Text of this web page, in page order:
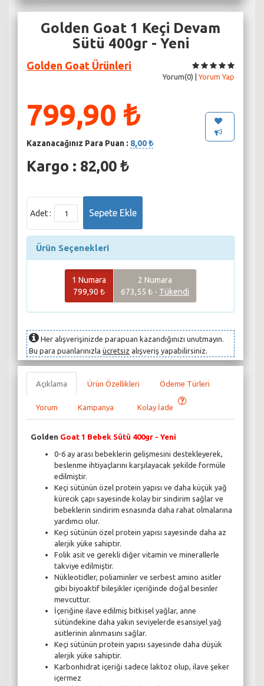
Golden Goat 1 Keçi Devam
Sütü 400gr - Yeni
Golden Goat Ürünleri
Yorum(0) |Yorum Yap
799,90 ₺
Kazanacağınız Para Puan : 8,00 ₺
Kargo : 82,00 ₺
Adet :
Ürün Seçenekleri
1 Numara
799,90 ₺
2 Numara
673,55 ₺ - Tükendi
Her alışverişinizde parapuan kazandığınızı unutmayın.
Bu para puanlarınızla ücretsiz alışveriş yapabilirsiniz.
Açıklama Ürün Özellikleri Ödeme Türleri
Yorum Kampanya Kolay İade
Golden Goat 1 Bebek Sütü 400gr - Yeni
0-6 ay arası bebeklerin gelişmesini destekleyerek,
beslenme ihtiyaçlarını karşılayacak şekilde formüle
edilmiştir.
Keçi sütünün özel protein yapısı ve daha küçük yağ
kürecik çapı sayesinde kolay bir sindirim sağlar ve
bebeklerin sindirim esnasında daha rahat olmalarına
yardımcı olur.
Keçi sütünün özel protein yapısı sayesinde daha az
alerjik yüke sahiptir.
Folik asit ve gerekli diğer vitamin ve minerallerle
takviye edilmiştir.
Nükleotidler, poliaminler ve serbest amino asitler
gibi biyoaktif bileşikler içeriğinde doğal besinler
mevcuttur.
İçeriğine ilave edilmiş bitkisel yağlar, anne
sütündekine daha yakın seviyelerde esansiyel yağ
asitlerinin alınmasını sağlar.
Keçi sütünün protein yapısı sayesinde daha düşük
alerjik yüke sahiptir.
Karbonhidrat içeriği sadece laktoz olup, ilave şeker
içermez